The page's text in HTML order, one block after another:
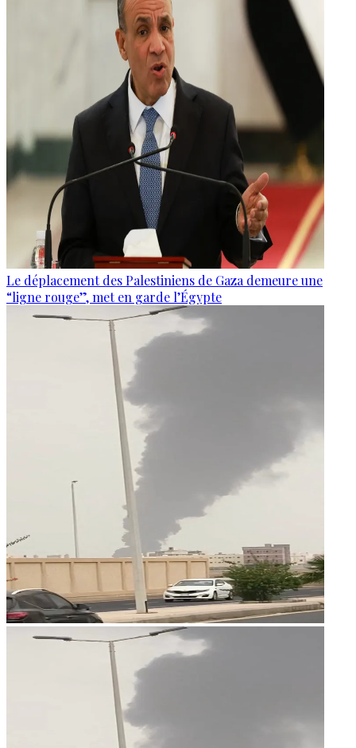
Le déplacement des Palestiniens de Gaza demeure une
“ligne rouge”, met en garde l’Égypte